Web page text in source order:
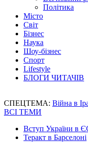
Політика
Місто
Світ
Бізнес
Наука
Шоу-бізнес
Спорт
Lifestyle
БЛОГИ ЧИТАЧІВ
СПЕЦТЕМА: Війна в
ВСІ ТЕМИ
Вступ України в
Теракт в Барселоні